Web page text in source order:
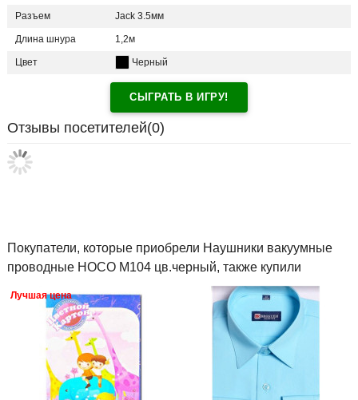
Разъем Jack 3.5мм
Длина шнура 1,2м
Цвет Черный
СЫГРАТЬ В ИГРУ!
Отзывы посетителей(0)
Покупатели, которые приобрели Наушники вакуумные
проводные HOCO M104 цв.черный, также купили
Лучшая цена